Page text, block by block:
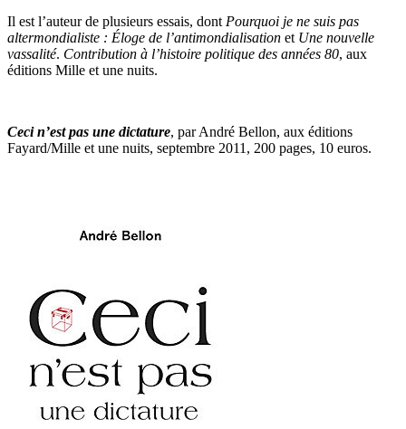
Il est l’auteur de plusieurs essais, dont Pourquoi je ne suis pas
altermondialiste : Éloge de l’antimondialisation et Une nouvelle
vassalité. Contribution à l’histoire politique des années 80, aux
éditions Mille et une nuits.
Ceci n’est pas une dictature, par André Bellon, aux éditions
Fayard/Mille et une nuits, septembre 2011, 200 pages, 10 euros.